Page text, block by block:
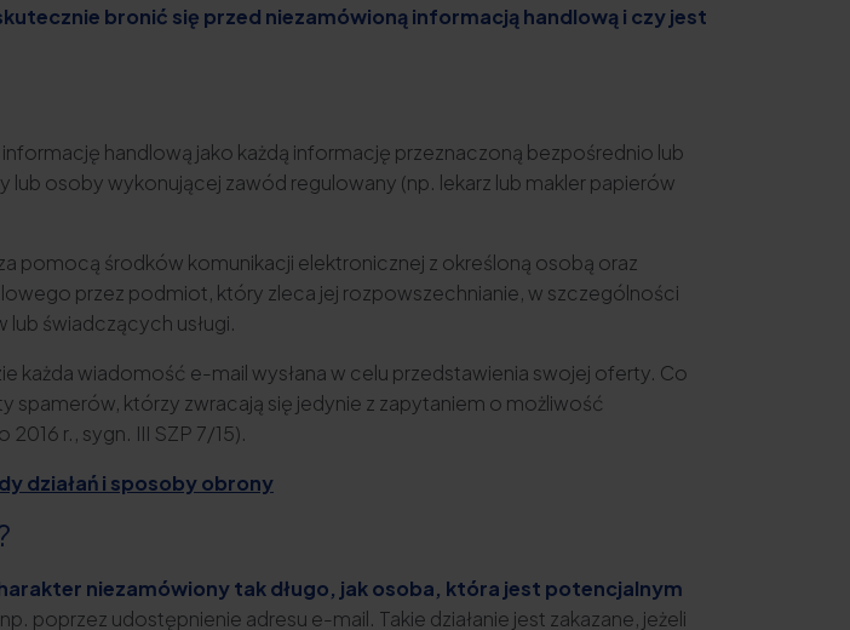
bronić się przed niezamówioną informacją handlową i czy jest
handlową jako każdą informację przeznaczoną bezpośrednio lub
osoby wykonującej zawód regulowany (np. lekarz lub makler papierów
pomocą środków komunikacji elektronicznej z określoną osobą oraz
przez podmiot, który zleca jej rozpowszechnianie, w szczególności
świadczących usługi.
każda wiadomość e-mail wysłana w celu przedstawienia swojej oferty. Co
którzy zwracają się jedynie z zapytaniem o możliwość
r., sygn. III SZP 7/15).
działań i sposoby obrony
niezamówiony tak długo, jak osoba, która jest potencjalnym
np. poprzez udostępnienie adresu e-mail. Takie działanie jest zakazane, jeżeli